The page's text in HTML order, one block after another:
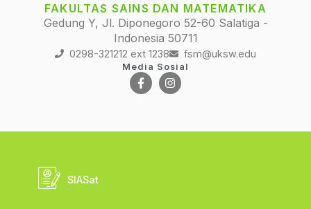
FAKULTAS SAINS DAN MATEMATIKA
Gedung Y, Jl. Diponegoro 52-60 Salatiga -
Indonesia 50711
0298-321212 ext 1238 fsm@uksw.edu
Media Sosial
SIASat